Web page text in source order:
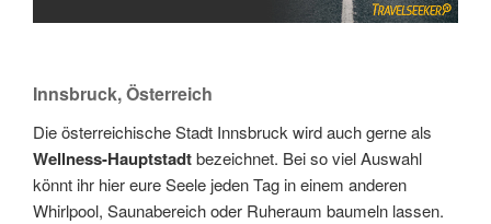
Innsbruck, Österreich
Die österreichische Stadt Innsbruck wird auch gerne als
Wellness-Hauptstadtbezeichnet. Bei so viel Auswahl
könnt ihr hier eure Seele jeden Tag in einem anderen
Whirlpool, Saunabereich oder Ruheraum baumeln lassen.